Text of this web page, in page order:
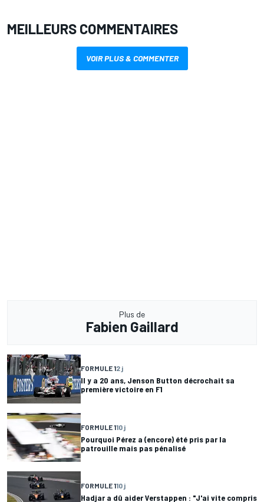
MEILLEURS COMMENTAIRES
VOIR PLUS & COMMENTER
Plus de
Fabien Gaillard
FORMULE 12 j
Il y a 20 ans, Jenson Button décrochait sa
première victoire en F1
FORMULE 110 j
Pourquoi Pérez a (encore) été pris par la
patrouille mais pas pénalisé
FORMULE 110 j
Hadjar a dû aider Verstappen : "J'ai vite compris